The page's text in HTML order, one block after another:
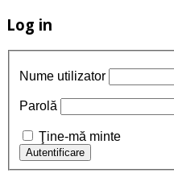
Log in
Nume utilizator
Parolă
Ţine-mă minte